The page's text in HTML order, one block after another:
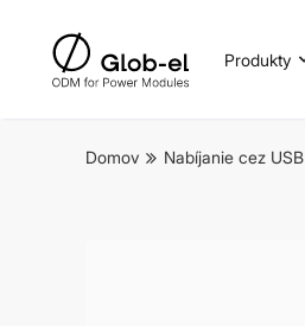
Produkty
Domov Nabíjanie cez USB